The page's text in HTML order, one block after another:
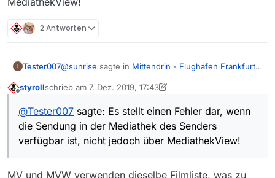
2 Antworten
T Tester007@sunrise sagte in Mittendrin - Flughafen Frankfurt -
auch völlig illusorisch ist, das Bewusstsein
dafür schärfen, dass man der Sache zuerst
sorgfältig nachgeht, und erst dann im Forum
meldet, wenn man ganz sicher ist, dass man
Es stellt einen Fehler dar, wenn die Sendung in der
Mediathek des Senders verfügbar ist, nicht jedoch
über MediathekView!
Offline
styrollschrieb am 7. Dez. 2019, 17:43
zuletzt editiert von styroll12. Juli 2019, 18:44
@Tester007 sagte: Es stellt einen Fehler dar, wenn
die Sendung in der Mediathek des Senders
verfügbar ist, nicht jedoch über MediathekView!
MV und MVW verwenden dieselbe Filmliste, was zu